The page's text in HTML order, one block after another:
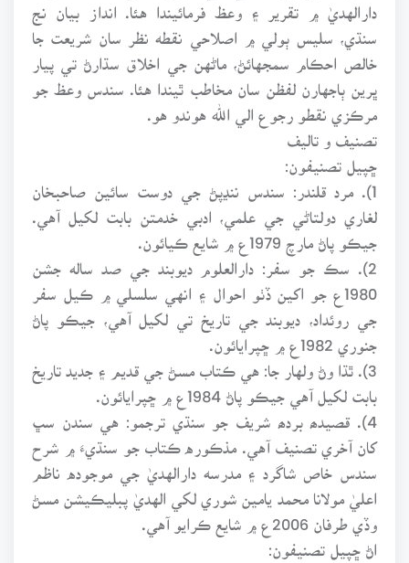
دارالهديٰ ۾ تقرير ۽ وعظ فرمائيندا هئا. انداز بيان نج
سنڌي، سليس ٻولي ۾ اصلاحي نقطه نظر سان شريعت جا
خالص احڪام سمجهائڻ، ماڻهن جي اخلاق سڌارڻ تي پيار
ڀرين ٻاجهارن لفظن سان مخاطب ٿيندا هئا. سندس وعظ جو
مرڪزي نقطو رجوع الي الله هوندو هو.
تصنيف و تاليف
ڇپيل تصنيفون:
1). مرد قلندر: سندس ننڍپڻ جي دوست سائين صاحبخان
لغاري دولتاڻي جي علمي، ادبي خدمتن بابت لکيل آهي.
جيڪو پاڻ مارچ 1979ع ۾ شايع ڪيائون.
2). سڪ جو سفر: دارالعلوم ديوبند جي صد ساله جشن
1980ع جو اکين ڏٺو احوال ۽ انهي سلسلي ۾ ڪيل سفر
جي روئداد، ديوبند جي تاريخ تي لکيل آهي، جيڪو پاڻ
3). ٿڌا وڻ ولهار جا: هي ڪتاب مسڻ جي قديم ۽ جديد تاريخ
بابت لکيل آهي جيڪو پاڻ 1984ع ۾ ڇپرايائون.
4). قصيدھ بردھ شريف جو سنڌي ترجمو: هي سندن سڀ
کان آخري تصنيف آهي. مذڪوره ڪتاب جو سنڌيءَ ۾ شرح
سندس خاص شاگرد ۽ مدرسه دارالهديٰ جي موجوده ناظم
اعليٰ مولانا محمد يامين شوري لکي الهديٰ پبليڪيشن مسڻ
وڏي طرفان 2006ع ۾ شايع ڪرايو آهي.
اڻ ڇپيل تصنيفون: